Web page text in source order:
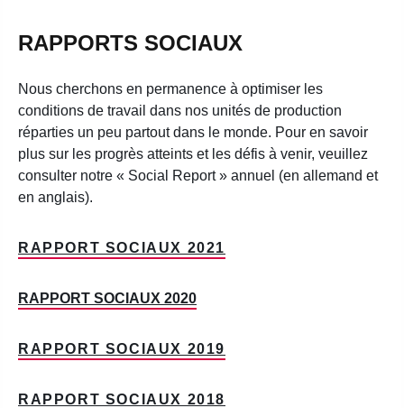
RAPPORTS SOCIAUX
Nous cherchons en permanence à optimiser les
conditions de travail dans nos unités de production
réparties un peu partout dans le monde. Pour en savoir
plus sur les progrès atteints et les défis à venir, veuillez
consulter notre « Social Report » annuel (en allemand et
en anglais).
RAPPORT SOCIAUX 2021
RAPPORT SOCIAUX 2020
RAPPORT SOCIAUX 2019
RAPPORT SOCIAUX 2018